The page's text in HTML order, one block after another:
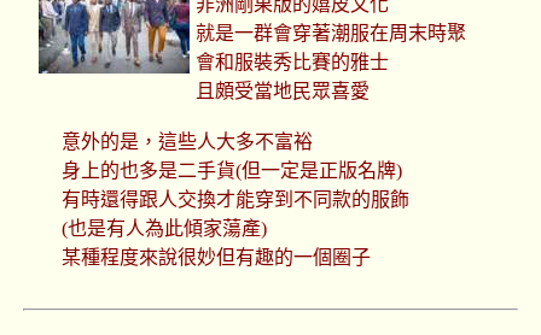
非洲剛果版的嬉皮文化
就是一群會穿著潮服在周末時聚
會和服裝秀比賽的雅士
且頗受當地民眾喜愛
意外的是，這些人大多不富裕
身上的也多是二手貨(但一定是正版名牌)
有時還得跟人交換才能穿到不同款的服飾
(也是有人為此傾家蕩產)
某種程度來說很妙但有趣的一個圈子